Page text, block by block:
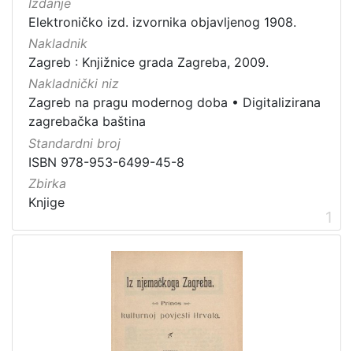
knjiga
Zbirka
Knjige
Izdanje
Elektroničko izd. izvornika objavljenog 1908.
Nakladnik
Zagreb : Knjižnice grada Zagreba, 2009.
Nakladnički niz
Zagreb na pragu modernog doba • Digitalizirana
zagrebačka baština
Standardni broj
ISBN 978-953-6499-45-8
Zbirka
Knjige
1